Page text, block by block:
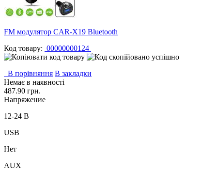
FM модулятор CAR-X19 Bluetooth
Код товару: 00000000124
В порівняння В закладки
Немає в наявності
487.90 грн.
Напряжение
12-24 В
USB
Нет
AUX